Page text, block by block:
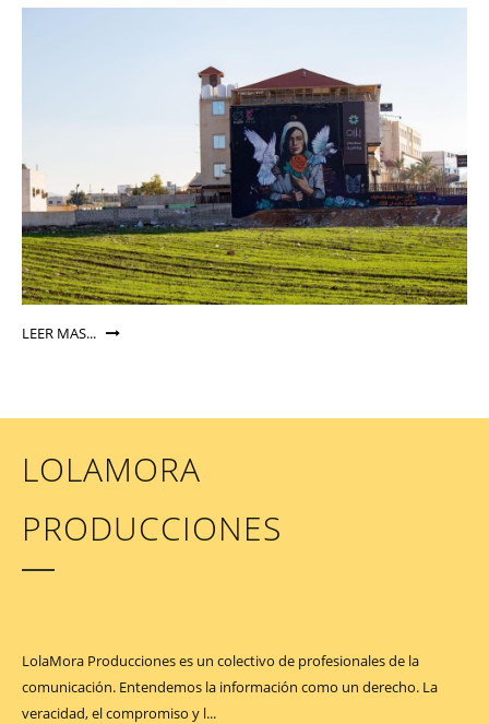
LEER MAS...
LOLAMORA
PRODUCCIONES
LolaMora Producciones es un colectivo de profesionales de la
comunicación. Entendemos la información como un derecho. La
veracidad, el compromiso y l...